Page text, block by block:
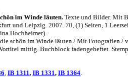
im Winde läuten. Texte und Bilder. Mit
und Leipzig. 2007. 70, (1) Seiten, 1
Hochheimer).
schön im Winde läuten / Mit Fotografien
mittig. Buchblock fadengeheftet.
, IB 1311, IB 1331, IB 1364.